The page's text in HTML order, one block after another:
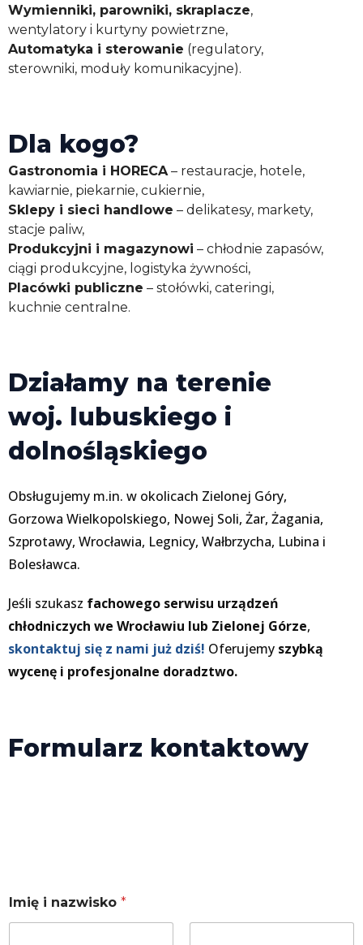
Wymienniki, parowniki, skraplacze,
wentylatory i kurtyny powietrzne,
Automatyka i sterowanie (regulatory,
sterowniki, moduły komunikacyjne).
Dla kogo?
Gastronomia i HORECA– restauracje, hotele,
kawiarnie, piekarnie, cukiernie,
Sklepy i sieci handlowe – delikatesy, markety,
stacje paliw,
Produkcyjni i magazynowi – chłodnie zapasów,
ciągi produkcyjne, logistyka żywności,
Placówki publiczne – stołówki, cateringi,
kuchnie centralne.
Działamy na terenie
woj. lubuskiego i
dolnośląskiego
Obsługujemy m.in. w okolicach Zielonej Góry,
Gorzowa Wielkopolskiego, Nowej Soli, Żar, Żagania,
Szprotawy, Wrocławia, Legnicy, Wałbrzycha, Lubina i
Bolesławca.
Jeśli szukasz fachowego serwisu urządzeń
chłodniczych we Wrocławiu lub Zielonej Górze,
skontaktuj się z nami już dziś! Oferujemy szybką
wycenę i profesjonalne doradztwo.
Formularz kontaktowy
Imię i nazwisko *